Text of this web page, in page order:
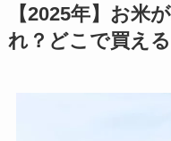
【2025年】お米
れ？どこで買える